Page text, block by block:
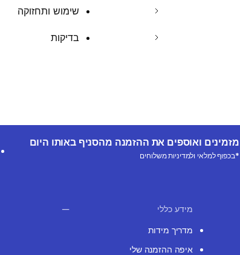
שימוש ותחזוקה
בדיקות
מזמינים ואוספים את ההזמנה מהסניף באותו היום
*בכפוף למלאי ולמדיניות משלוחים
מידע כללי
מדריך מידות
איפה ההזמנה שלי